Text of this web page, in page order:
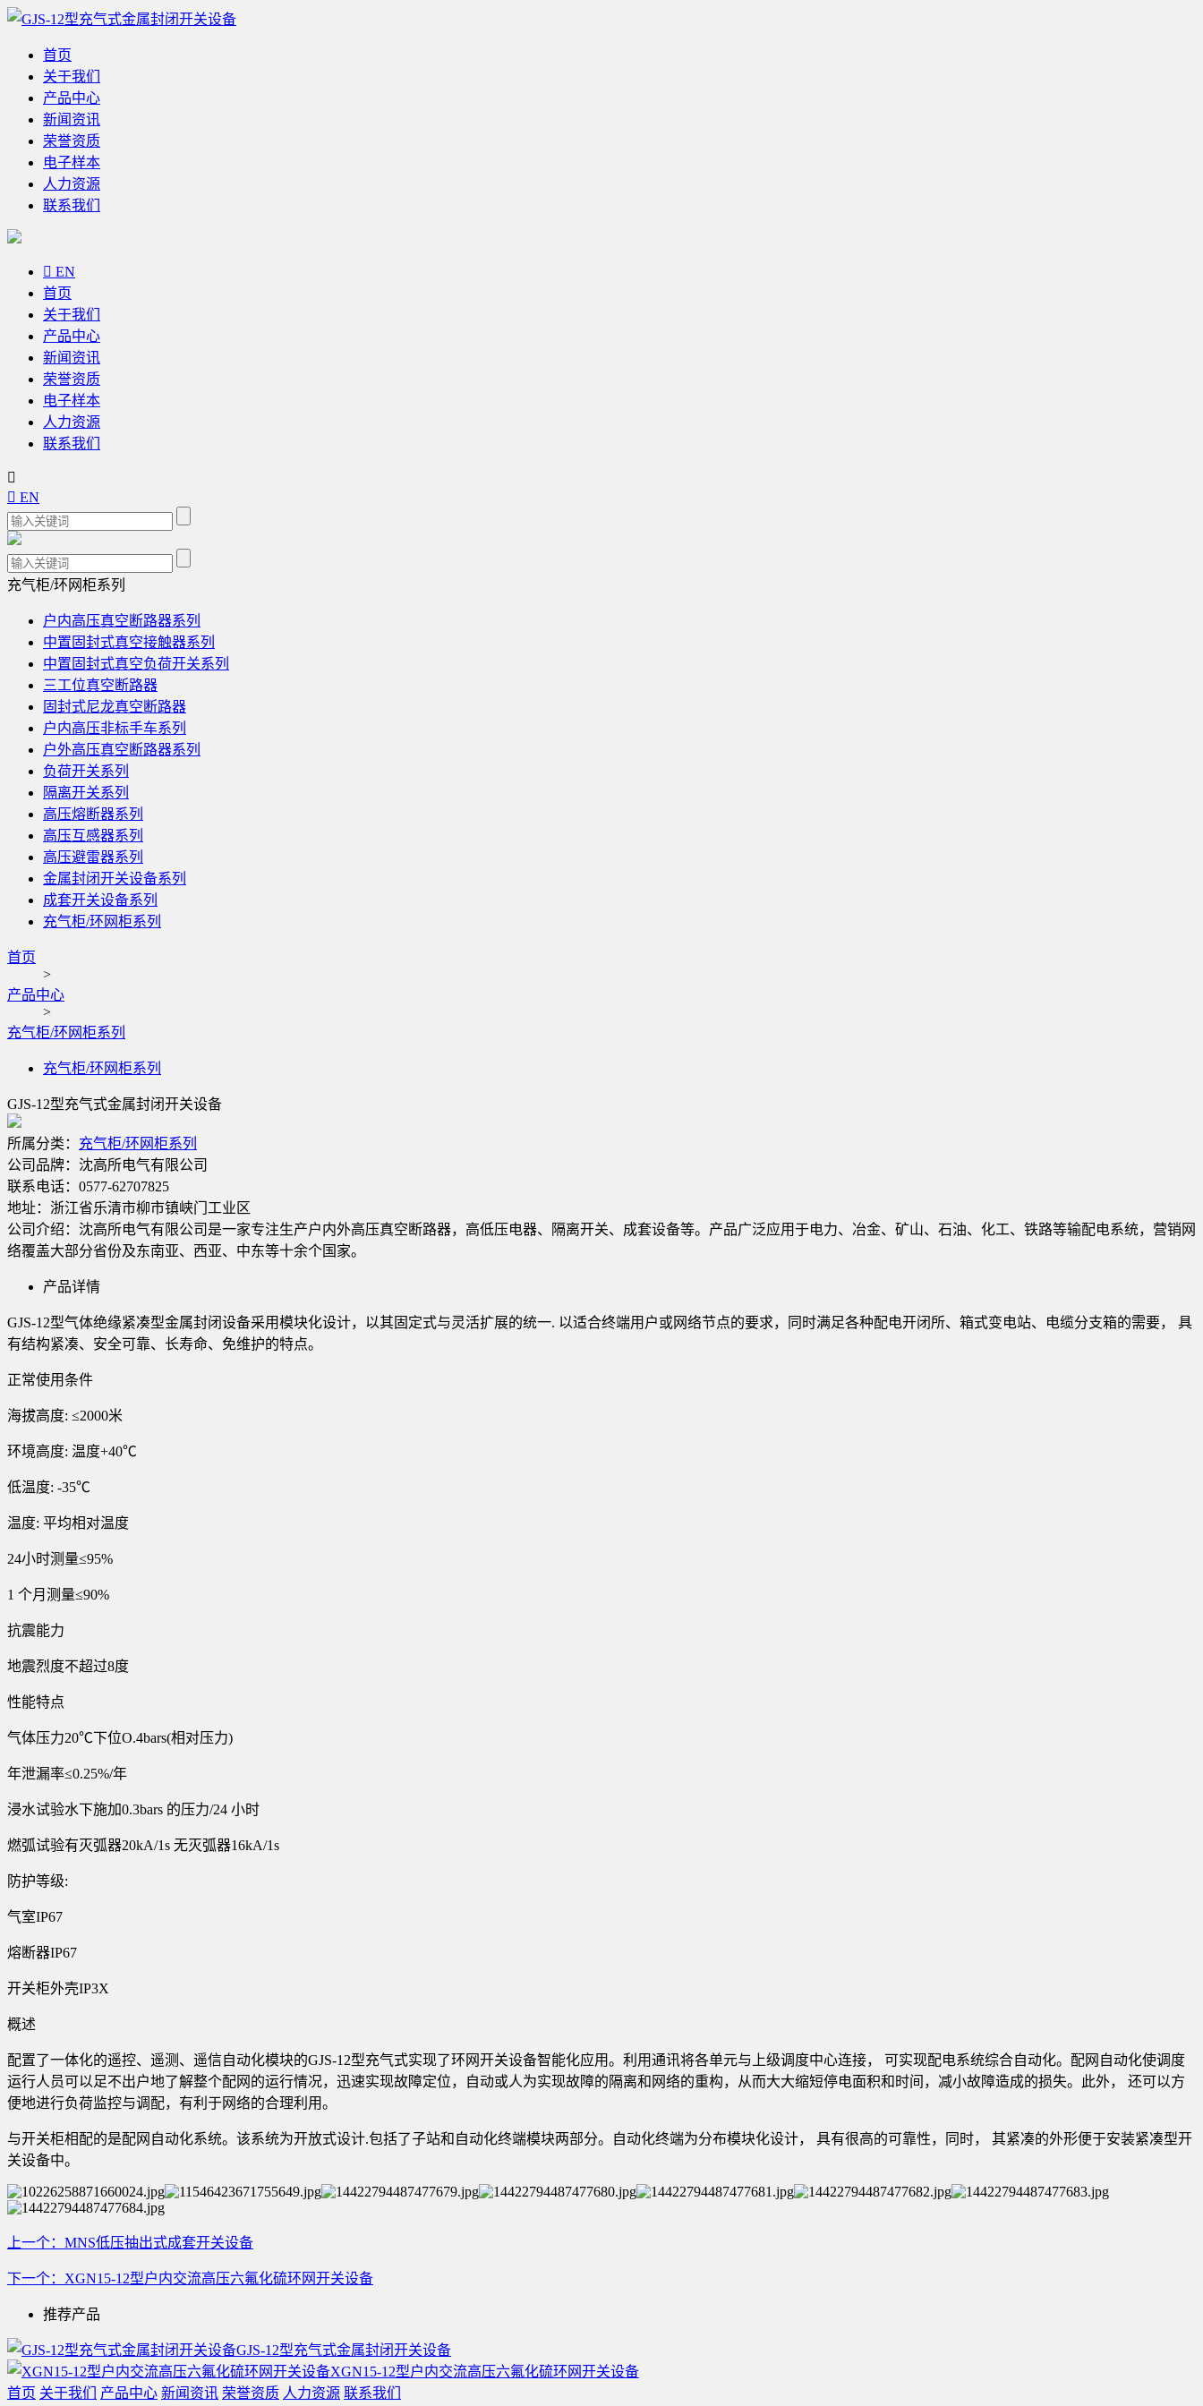
首页
关于我们
产品中心
新闻资讯
荣誉资质
电子样本
人力资源
联系我们
 EN
首页
关于我们
产品中心
新闻资讯
荣誉资质
电子样本
人力资源
联系我们

 EN
充气柜/环网柜系列
户内高压真空断路器系列
中置固封式真空接触器系列
中置固封式真空负荷开关系列
三工位真空断路器
固封式尼龙真空断路器
户内高压非标手车系列
户外高压真空断路器系列
负荷开关系列
隔离开关系列
高压熔断器系列
高压互感器系列
高压避雷器系列
金属封闭开关设备系列
成套开关设备系列
充气柜/环网柜系列
首页
>
产品中心
>
充气柜/环网柜系列
充气柜/环网柜系列
GJS-12型充气式金属封闭开关设备
所属分类： 充气柜/环网柜系列
公司品牌： 沈高所电气有限公司
联系电话： 0577-62707825
地址： 浙江省乐清市柳市镇峡门工业区
公司介绍：沈高所电气有限公司是一家专注生产户内外高压真空断路器，高低压电器、隔离开关、成套设备等。产品广泛应用于电力、冶金、矿山、石油、化工、铁路等输配电系统，营销网
络覆盖大部分省份及东南亚、西亚、中东等十余个国家。
产品详情
GJS-12型气体绝缘紧凑型金属封闭设备采用模块化设计，以其固定式与灵活扩展的统一. 以适合终端用户或网络节点的要求，同时满足各种配电开闭所、箱式变电站、电缆分支箱的需要， 具
有结构紧凑、安全可靠、长寿命、免维护的特点。
正常使用条件
海拔高度: ≤2000米
环境高度: 温度+40℃
低温度: -35℃
温度: 平均相对温度
24小时测量≤95%
1 个月测量≤90%
抗震能力
地震烈度不超过8度
性能特点
气体压力20℃下位O.4bars(相对压力)
年泄漏率≤0.25%/年
浸水试验水下施加0.3bars 的压力/24 小时
燃弧试验有灭弧器20kA/1s 无灭弧器16kA/1s
防护等级:
气室IP67
熔断器IP67
开关柜外壳IP3X
概述
配置了一体化的遥控、遥测、遥信自动化模块的GJS-12型充气式实现了环网开关设备智能化应用。利用通讯将各单元与上级调度中心连接， 可实现配电系统综合自动化。配网自动化使调度
运行人员可以足不出户地了解整个配网的运行情况，迅速实现故障定位，自动或人为实现故障的隔离和网络的重构，从而大大缩短停电面积和时间，减小故障造成的损失。此外， 还可以方
便地进行负荷监控与调配，有利于网络的合理利用。
与开关柜相配的是配网自动化系统。该系统为开放式设计.包括了子站和自动化终端模块两部分。自动化终端为分布模块化设计， 具有很高的可靠性，同时， 其紧凑的外形便于安装紧凑型开
关设备中。
上一个：MNS低压抽出式成套开关设备
下一个：XGN15-12型户内交流高压六氟化硫环网开关设备
推荐产品
GJS-12型充气式金属封闭开关设备
XGN15-12型户内交流高压六氟化硫环网开关设备
首页 关于我们 产品中心 新闻资讯 荣誉资质 人力资源 联系我们